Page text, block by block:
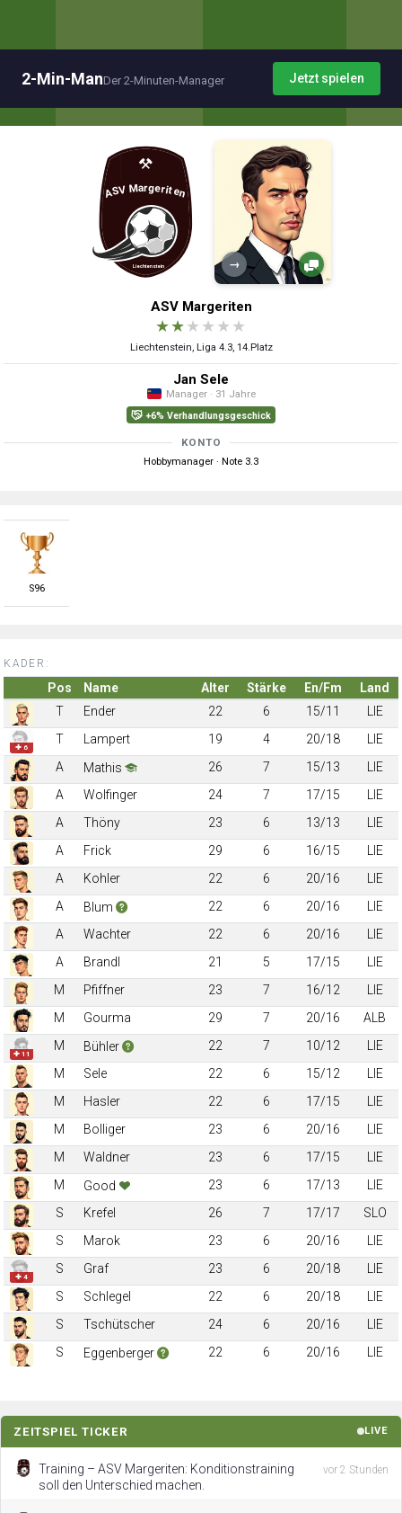
2-Min-ManDer 2-Minuten-Manager Jetzt spielen
→
ASV Margeriten
★★★ ★ ★ ★
Liechtenstein, Liga 4.3, 14.Platz
Jan Sele
Manager · 31 Jahre
+6% Verhandlungsgeschick
KONTO
Hobbymanager · Note 3.3
S96
KADER:
Pos Name Alter Stärke En/Fm
Land
T
Ender 22 6 15/11 LIE
✚ 6
T Lampert 19 4 20/18
LIE
A
Mathis 26 7 15/13
LIE
A
Wolfinger 24 7 17/15
LIE
A
Thöny 23 6 13/13
LIE
A
Frick 29 6 16/15
LIE
A
Kohler 22 6 20/16
LIE
A
Blum 22 6 20/16
LIE
A
Wachter 22 6 20/16
LIE
A
Brandl 21 5 17/15
LIE
M
Pfiffner 23 7 16/12
LIE
M
Gourma 29 7 20/16 ALB
✚ 11
M Bühler 22 7 10/12
LIE
M
Sele 22 6 15/12
LIE
M
Hasler 22 6 17/15
LIE
M
Bolliger 23 6 20/16
LIE
M
Waldner 23 6 17/15
LIE
M
Good 23 6 17/13
LIE
S
Krefel 26 7 17/17
SLO
S
Marok 23 6 20/16 LIE
✚ 4
S Graf 23 6 20/18
LIE
S
Schlegel 22 6 20/18
LIE
S
Tschütscher 24 6 20/16
LIE
S
Eggenberger 22 6 20/16 LIE
ZEITSPIEL TICKER LIVE
Training – ASV Margeriten: Konditionstraining
soll den Unterschied machen.
vor 2 Stunden